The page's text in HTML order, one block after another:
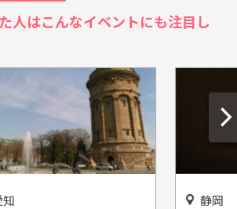
人はこんなイベントにも注目し
岡 静岡